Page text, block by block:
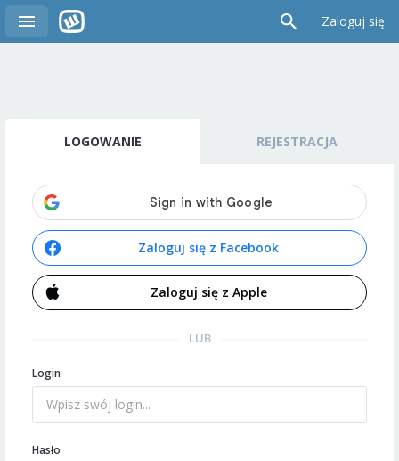
Zaloguj się
LOGOWANIE REJESTRACJA
Zaloguj się z Facebook
Zaloguj się z Apple
LUB
Login
Hasło